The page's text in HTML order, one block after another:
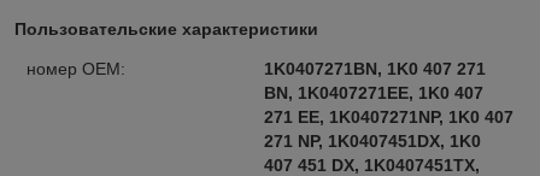
Пользовательские характеристики
номер OEM:
1K0407271BN, 1K0 407 271
BN, 1K0407271EE, 1K0 407
271 EE, 1K0407271NP, 1K0 407
271 NP, 1K0407451DX, 1K0
407 451 DX, 1K0407451TX,